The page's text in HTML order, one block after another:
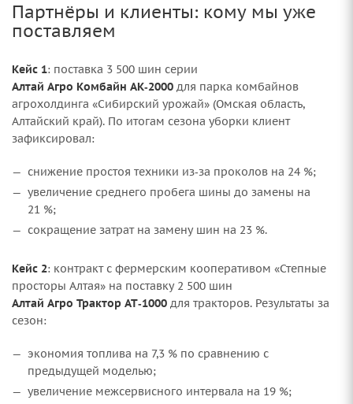
Партнёры и клиенты: кому мы уже
поставляем
Кейс 1: поставка 3 500 шин серии
Алтай Агро Комбайн АК‑2000 для парка комбайнов
агрохолдинга «Сибирский урожай» (Омская область,
Алтайский край). По итогам сезона уборки клиент
зафиксировал:
снижение простоя техники из‑за проколов на 24 %;
увеличение среднего пробега шины до замены на
21 %;
сокращение затрат на замену шин на 23 %.
Кейс 2: контракт с фермерским кооперативом «Степные
просторы Алтая» на поставку 2 500 шин
Алтай Агро Трактор АТ‑1000 для тракторов. Результаты за
сезон:
экономия топлива на 7,3 % по сравнению с
предыдущей моделью;
увеличение межсервисного интервала на 19 %;